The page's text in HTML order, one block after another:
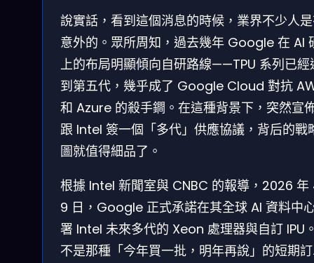
說實話，看到這個消息的時候，業界不少人
意外的。眾所周知，過去幾年 Google 在 AI
上的布局明顯傾向自研路線——TPU 系列已經
到第五代，幾乎成了 Google Cloud 對抗
和 Azure 的殺手鐧。在這種背景下，突然宣
跟 Intel 簽一個「多代」供應協議，背后的戰
圖就值得細品了。
根據 Intel 新聞室與 CNBC 的報導，2026 年
9 日，Google 正式承諾在其全球 AI 資料中
署 Intel 未來多代的 Xeon 處理器與自訂 IPU
不是那種「今年買一批，明年再說」的短期